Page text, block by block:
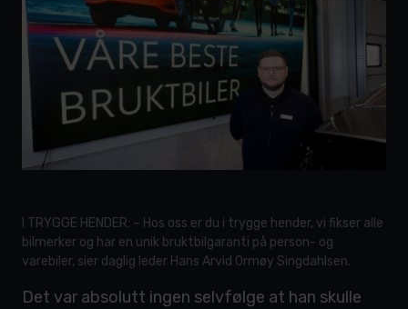
I TRYGGE HENDER: – Hos oss er du i trygge hender, vi fikser alle
bilmerker og har en unik bruktbilgaranti på person- og
varebiler, sier daglig leder Hans Arvid Ormøy Singdahlsen.
Det var absolutt ingen selvfølge at han skulle